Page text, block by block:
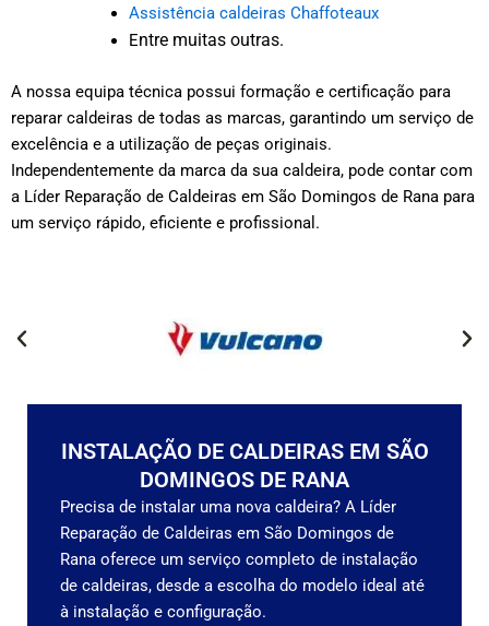
Assistência caldeiras Chaffoteaux
Entre muitas outras.
A nossa equipa técnica possui formação e certificação para
reparar caldeiras de todas as marcas, garantindo um serviço de
excelência e a utilização de peças originais.
Independentemente da marca da sua caldeira, pode contar com
a Líder Reparação de Caldeiras em São Domingos de Rana para
um serviço rápido, eficiente e profissional.
INSTALAÇÃO DE CALDEIRAS EM SÃO
DOMINGOS DE RANA
Precisa de instalar uma nova caldeira? A Líder
Reparação de Caldeiras em São Domingos de
Rana oferece um serviço completo de instalação
de caldeiras, desde a escolha do modelo ideal até
à instalação e configuração.